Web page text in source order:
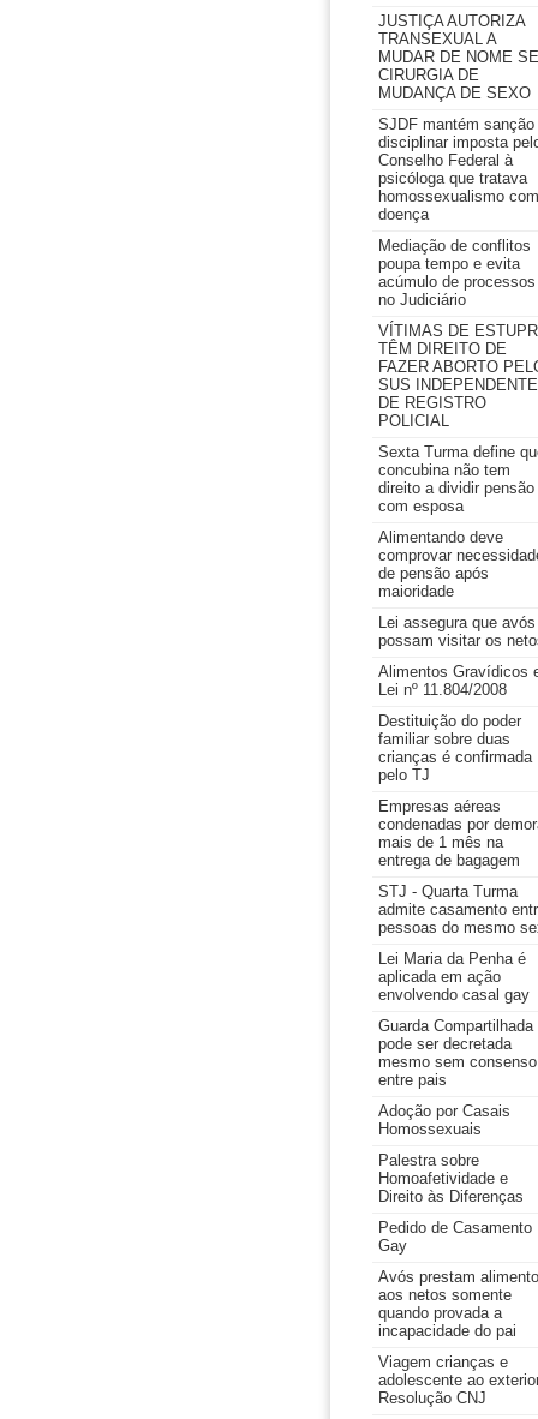
JUSTIÇA AUTORIZA
TRANSEXUAL A
MUDAR DE NOME
CIRURGIA DE
MUDANÇA DE SEXO
SJDF mantém sanção
disciplinar imposta
Conselho Federal à
psicóloga que tratava
homossexualismo
doença
Mediação de conflitos
poupa tempo e evita
acúmulo de processos
no Judiciário
VÍTIMAS DE
TÊM DIREITO DE
FAZER ABORTO
SUS INDEPENDENTE
DE REGISTRO
POLICIAL
Sexta Turma define
concubina não tem
direito a dividir pensão
com esposa
Alimentando deve
comprovar
de pensão após
maioridade
Lei assegura que avós
possam visitar os
Alimentos Gravídicos
Lei nº 11.804/2008
Destituição do poder
familiar sobre duas
crianças é confirmada
pelo TJ
Empresas aéreas
condenadas por
mais de 1 mês na
entrega de bagagem
STJ - Quarta Turma
admite casamento
pessoas do mesmo
Lei Maria da Penha é
aplicada em ação
envolvendo casal gay
Guarda Compartilhada
pode ser decretada
mesmo sem consenso
entre pais
Adoção por Casais
Homossexuais
Palestra sobre
Homoafetividade e
Direito às Diferenças
Pedido de Casamento
Gay
Avós prestam
aos netos somente
quando provada a
incapacidade do pai
Viagem crianças e
adolescente ao
Resolução CNJ